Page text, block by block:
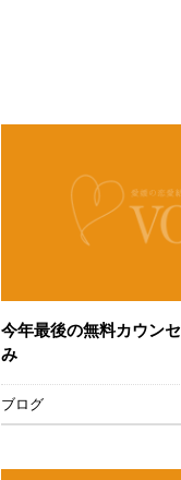
今年最後の無料カウン
み
ブログ